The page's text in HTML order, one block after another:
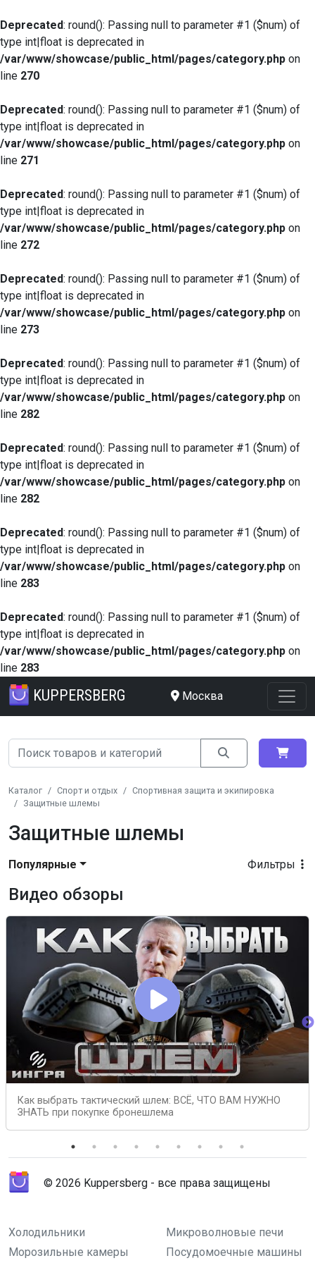
Deprecated: round(): Passing null to parameter #1 ($num) of
type int|float is deprecated in
/var/www/showcase/public_html/pages/category.php on
line 270
Deprecated: round(): Passing null to parameter #1 ($num) of
type int|float is deprecated in
/var/www/showcase/public_html/pages/category.php on
line 271
Deprecated: round(): Passing null to parameter #1 ($num) of
type int|float is deprecated in
/var/www/showcase/public_html/pages/category.php on
line 272
Deprecated: round(): Passing null to parameter #1 ($num) of
type int|float is deprecated in
/var/www/showcase/public_html/pages/category.php on
line 273
Deprecated: round(): Passing null to parameter #1 ($num) of
type int|float is deprecated in
/var/www/showcase/public_html/pages/category.php on
line 282
Deprecated: round(): Passing null to parameter #1 ($num) of
type int|float is deprecated in
/var/www/showcase/public_html/pages/category.php on
line 282
Deprecated: round(): Passing null to parameter #1 ($num) of
type int|float is deprecated in
/var/www/showcase/public_html/pages/category.php on
line 283
Deprecated: round(): Passing null to parameter #1 ($num) of
type int|float is deprecated in
/var/www/showcase/public_html/pages/category.php on
line 283
KUPPERSBERG Москва
Каталог Спорт и отдых
Спортивная защита и экипировка
Защитные шлемы
Защитные шлемы
Фильтры
Популярные
Видео обзоры
Как выбрать тактический шлем: ВСЁ, ЧТО ВАМ НУЖНО
ЗНАТЬ при покупке бронешлема
© 2026 Kuppersberg - все права защищены
Холодильники
Микроволновые печи
Морозильные камеры
Посудомоечные машины